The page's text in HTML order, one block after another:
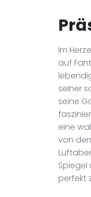
Im
auf
seiner
seine
eine
von
perfekt